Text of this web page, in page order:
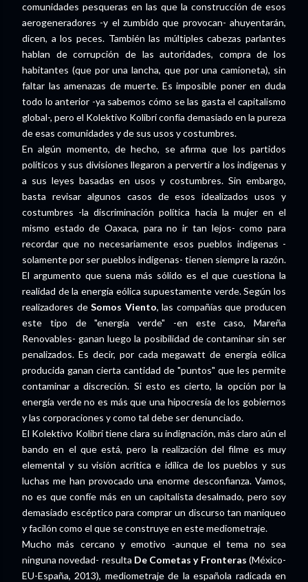
comunidades pesqueras en las que la construcción de esos
aerogeneradores -y el zumbido que provocan- ahuyentarán,
dicen, a los peces. También las múltiples cabezas parlantes
hablan de corrupción de las autoridades, compra de los
habitantes (que por una lancha, que por una camioneta), sin
faltar las amenazas de muerte. Es imposible poner en duda
todo lo anterior -ya sabemos cómo se las gasta el capitalismo
global-, pero el Kolektivo Kolibrí confía demasiado en la pureza
de esas comunidades y de sus usos y costumbres.
En algún momento, de hecho, se afirma que los partidos
políticos y sus divisiones llegaron a pervertir a los indígenas y
a sus leyes basadas en usos y costumbres. Sin embargo,
basta revisar algunos casos de esos idealizados usos y
costumbres -la discriminación política hacia la mujer en el
mismo estado de Oaxaca, para no ir tan lejos- como para
recordar que no necesariamente esos pueblos indígenas -
solamente por ser pueblos indígenas- tienen siempre la razón.
El argumento que suena más sólido es el que cuestiona la
realidad de la energía eólica supuestamente verde. Según los
realizadores deSomos Viento, las compañías que producen
este tipo de "energía verde" -en este caso, Mareña
Renovables- ganan luego la posibilidad de contaminar sin ser
penalizados. Es decir, por cada megawatt de energía eólica
producida ganan cierta cantidad de "puntos" que les permite
contaminar a discreción. Si esto es cierto, la opción por la
energía verde no es más que una hipocresía de los gobiernos
y las corporaciones y como tal debe ser denunciado.
El Kolektivo Kolibrí tiene clara su indignación, más claro aún el
bando en el que está, pero la realización del filme es muy
elemental y su visión acrítica e idílica de los pueblos y sus
luchas me han provocado una enorme desconfianza. Vamos,
no es que confíe más en un capitalista desalmado, pero soy
demasiado escéptico para comprar un discurso tan maniqueo
y facilón como el que se construye en este mediometraje.
Mucho más cercano y emotivo -aunque el tema no sea
ninguna novedad- resulta De Cometas y Fronteras(México-
EU-España, 2013), mediometraje de la española radicada en